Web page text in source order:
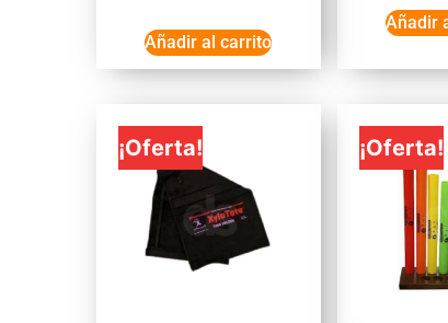
Añadir al carrito
Añadir
¡Oferta! ¡Oferta!